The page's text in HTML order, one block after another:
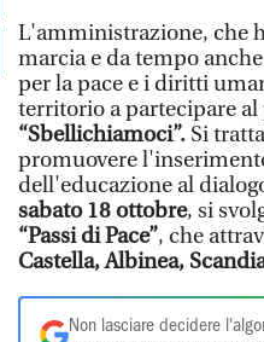
L'amministrazione, che
marcia e da tempo
per la pace e i diritti
territorio a partecipare
“Sbellichiamoci”. Si
promuovere
dell'educazione al
sabato 18 ottobre, si
“Passi di Pace”, che
Castella, Albinea,
Non lasciare decidere